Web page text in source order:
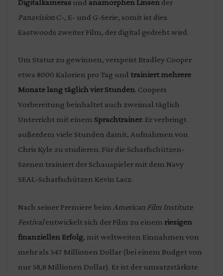
Digitalkameras und anamorphen Linsen der
Panavision C-, E- und G-Serie, somit ist dies
Eastwoods zweiter Film, der digital gedreht wird.
Um Statur zu gewinnen, verspeist Bradley Cooper
etwa 8000 Kalorien pro Tag und trainiert mehrere
Monate lang täglich vier Stunden. Coopers
Vorbereitung beinhaltet auch zweimal täglich
Unterricht mit einem Sprachtrainer. Er verbringt
außerdem viele Stunden damit, Aufnahmen von
Chris Kyle zu studieren. Für die Scharfschützen-
Szenen trainiert der Schauspieler mit dem Navy
SEAL-Scharfschützen Kevin Lacz.
Nach seiner Premiere beim American Film Institute
Festivalentwickelt sich der Film zu einem riesigen
finanziellen Erfolg, mit weltweiten Einnahmen von
mehr als 547 Millionen Dollar (bei einem Budget von
nur 58,8 Millionen Dollar). Er ist der umsatzstärkste